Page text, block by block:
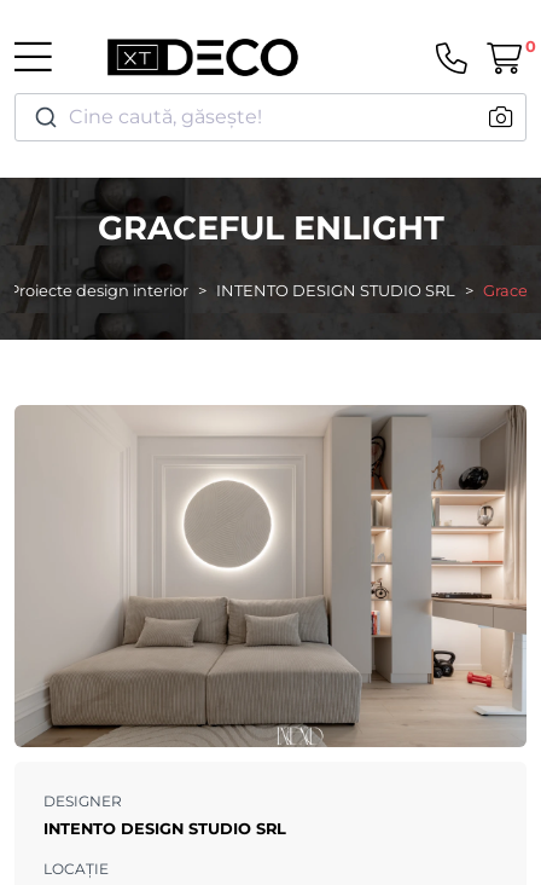
Cine caută, găsește!
0
GRACEFUL ENLIGHT
Proiecte design interior INTENTO DESIGN STUDIO SRL
DESIGNER
INTENTO DESIGN STUDIO SRL
LOCAȚIE